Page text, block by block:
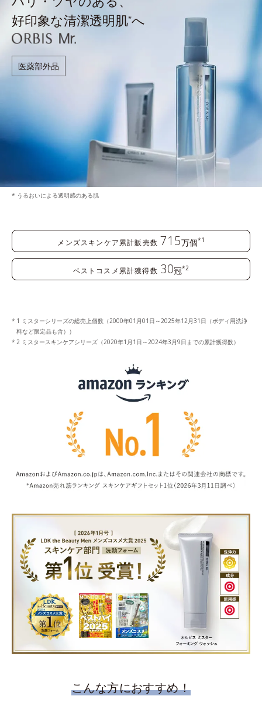
好印象な清潔透明肌*へ
医薬部外品
* うるおいによる透明感のある肌
メンズスキンケア累計販売数 715万個*1
ベストコスメ累計獲得数 30冠*2
1 ミスターシリーズの総売上個数（2000年01月01日～2025年12月31日（ボディ用洗浄
料など限定品も含））
2 ミスタースキンケアシリーズ（2020年1月1日～2024年3月9日までの累計獲得数）
こんな方におすすめ！